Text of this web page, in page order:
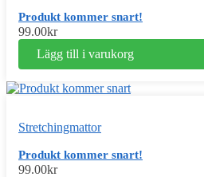
Produkt kommer snart!
99.00kr
Lägg till i varukorg
Stretchingmattor
Produkt kommer snart!
99.00kr